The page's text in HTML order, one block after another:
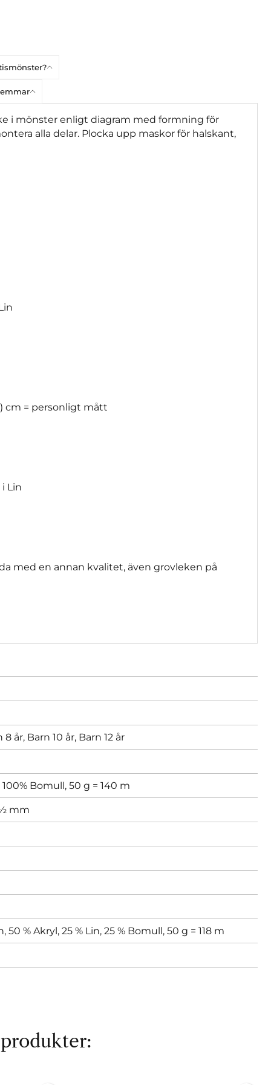
i mönster enligt diagram med formning för
alla delar. Plocka upp maskor för halskant,
cm = personligt mått
i Lin
med en annan kvalitet, även grovleken på
8 år, Barn 10 år, Barn 12 år
100% Bomull, 50 g = 140 m
mm
50 % Akryl, 25 % Lin, 25 % Bomull, 50 g = 118 m